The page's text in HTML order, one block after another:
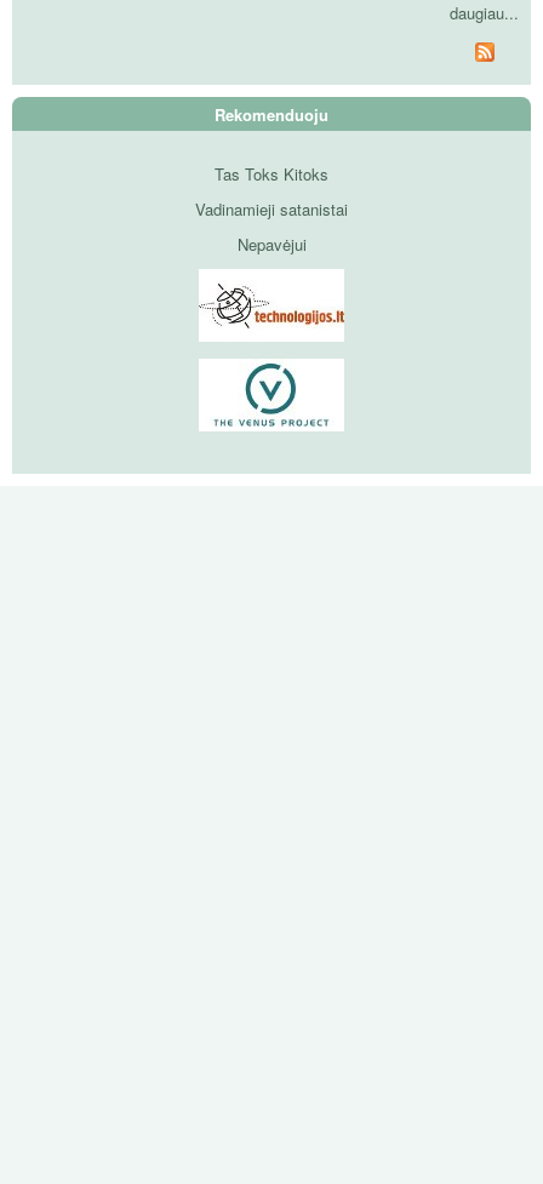
daugiau...
Rekomenduoju
Tas Toks Kitoks
Vadinamieji satanistai
Nepavėjui